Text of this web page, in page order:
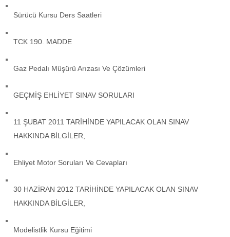
Sürücü Kursu Ders Saatleri
TCK 190. MADDE
Gaz Pedalı Müşürü Arızası Ve Çözümleri
GEÇMİŞ EHLİYET SINAV SORULARI
11 ŞUBAT 2011 TARİHİNDE YAPILACAK OLAN SINAV
HAKKINDA BİLGİLER,
Ehliyet Motor Soruları Ve Cevapları
30 HAZİRAN 2012 TARİHİNDE YAPILACAK OLAN SINAV
HAKKINDA BİLGİLER,
Modelistlik Kursu Eğitimi